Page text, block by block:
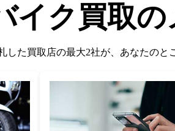
イク買取の
した買取店の最大2社が、 あなたのと